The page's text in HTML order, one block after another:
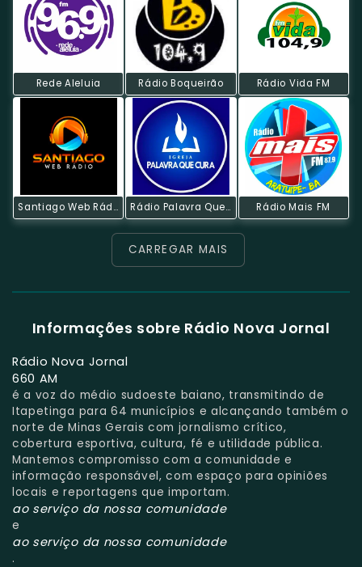
Rede Aleluia Rádio Boqueirão Rádio Vida FM
Santiago Web Rádio Rádio Palavra Que Cura Rádio Mais FM
CARREGAR MAIS
Informações sobre Rádio Nova Jornal
Rádio Nova Jornal
660 AM
é a voz do médio sudoeste baiano, transmitindo de
Itapetinga para 64 municípios e alcançando também o
norte de Minas Gerais com jornalismo crítico,
cobertura esportiva, cultura, fé e utilidade pública.
Mantemos compromisso com a comunidade e
informação responsável, com espaço para opiniões
locais e reportagens que importam.
ao serviço da nossa comunidade
e
ao serviço da nossa comunidade
.